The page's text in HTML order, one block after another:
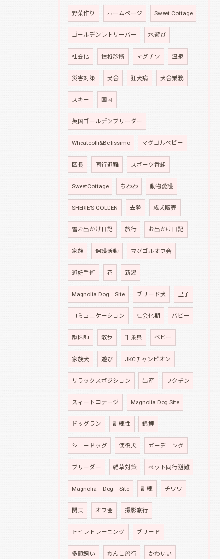
野菜作り ホームページ Sweet Cottage
ゴールデンレトリーバー 水遊び
社会化 性格診断 マグチワ 温泉
災害対策 犬舎 狂犬病 犬舎業務
スキー 国内
英国ゴールデンブリーダー
Wheatcolli&Bellissimo マグゴルベビー
区長 同行避難 スポーツ番組
SweetCottage ちわわ 動物愛護
SHERIE’S GOLDEN 去勢 成犬販売
雪お出かけ日記 旅行 お出かけ日記
家族 保護活動 マグゴルオフ会
避妊手術 花 新潟
Magnolia Dog Site ブリード犬 里子
コミュニケーション 社会化期 パピー
獣医師 散歩 千葉県 ベビー
家族犬 遊び JKCチャンピオン
リラックスポジション 出産 ワクチン
スィートコテージ Magnolia Dog Site
ドッグラン 訓練性 錦鯉
ショードッグ 使役犬 ガーデニング
ブリーダー 雑草対策 ペット同行避難
Magnolia Dog Site 訓練 チワワ
関東 オフ会 撮影旅行
トイレトレーニング ブリード
多頭飼い わんこ旅行 かわいい